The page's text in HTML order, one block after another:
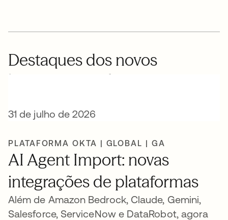
Destaques dos novos
lançamentos de IA
31 de julho de 2026
PLATAFORMA OKTA | GLOBAL | GA
AI Agent Import: novas
integrações de plataformas
Além de Amazon Bedrock, Claude, Gemini,
Salesforce, ServiceNow e DataRobot, agora